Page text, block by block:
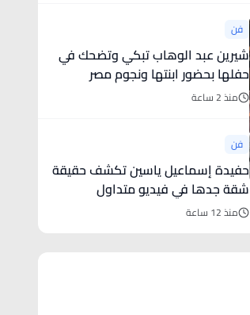
فن
شيرين عبد الوهاب تبكي وتضحك في
حفلها بحضور ابنتها ونجوم مصر
(فيديو)
منذ 2 ساعة
فن
حفيدة إسماعيل ياسين تكشف حقيقة
شقة جدها في فيديو متداول
منذ 12 ساعة